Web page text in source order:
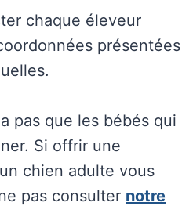
chaque éleveur
présentées
pas que les bébés qui
Si offrir une
chien adulte vous
pas consulter notre